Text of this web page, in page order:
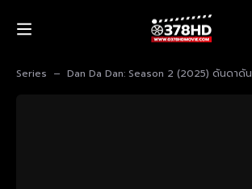
Series Dan Da Dan: Season 2 (2025) ดันดาดัน